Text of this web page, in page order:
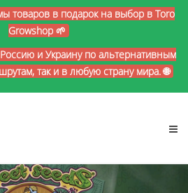
товаров в подарок на выбор в Toro
Growshop 🌱
и Украину по альтернативным
так и в любую страну мира. 🌐